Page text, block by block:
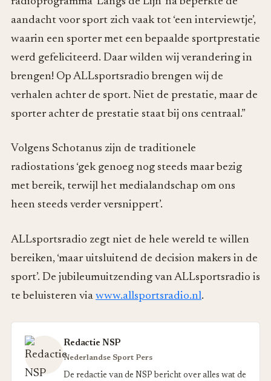
aandacht voor sport zich vaak tot ‘een interviewtje’,
waarin een sporter met een bepaalde sportprestatie
werd gefeliciteerd. Daar wilden wij verandering in
brengen! Op ALLsportsradio brengen wij de
verhalen achter de sport. Niet de prestatie, maar de
sporter achter de prestatie staat bij ons centraal.”
Volgens Schotanus zijn de traditionele
radiostations ‘gek genoeg nog steeds maar bezig
met bereik, terwijl het medialandschap om ons
heen steeds verder versnippert’.
ALLsportsradio zegt niet de hele wereld te willen
bereiken, ‘maar uitsluitend de decision makers in de
sport’. De jubileumuitzending van ALLsportsradio is
te beluisteren via www.allsportsradio.nl.
Redactie NSP
Nederlandse Sport Pers
De redactie van de NSP bericht over alles wat de